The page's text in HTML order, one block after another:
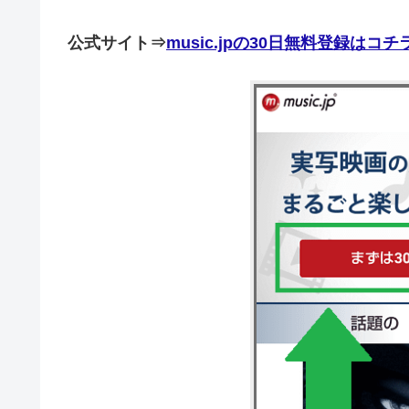
公式サイト⇒music.jpの30日無料登録はコチ